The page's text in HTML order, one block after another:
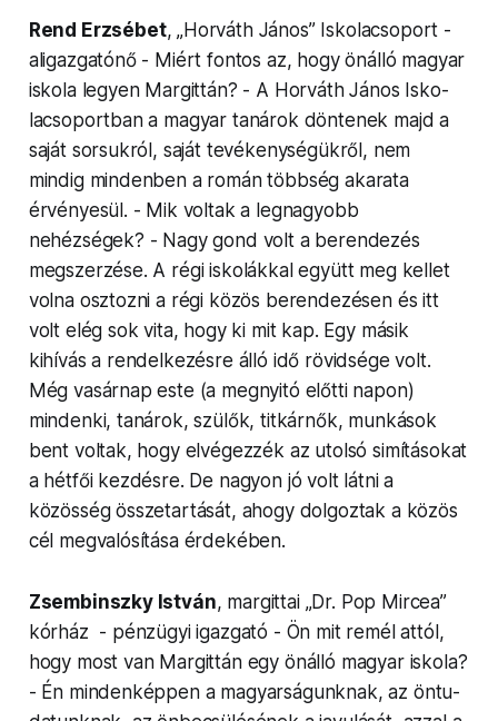
Rend Erzsébet, „Horváth János” Isko­lac­so­port -
aligaz­gatónő - Miért fontos az, hogy önálló magyar
iskola legyen Margittán? - A Horváth János Isko­
lac­so­portban a magyar tanárok döntenek majd a
saját sorsukról, saját tevékenységükről, nem
mindig mindenben a román többség akarata
érvényesül. - Mik voltak a legnagyobb
nehézségek? - Nagy gond volt a berendezés
megsz­erzése. A régi iskolákkal együtt meg kellet
volna osztozni a régi közös beren­dezésen és itt
volt elég sok vita, hogy ki mit kap. Egy másik
kihívás a ren­delkezésre álló idő rövidsége volt.
Még vasárnap este (a megnyitó előtti napon)
mindenki, tanárok, szülők, titkárnők, munkások
bent voltak, hogy elvégezzék az utolsó simítá­sokat
a hétfői kezdésre. De nagyon jó volt látni a
közösség össze­tartását, ahogy dolgoztak a közös
cél meg­valósítása érdekében.
Zsem­bin­szky István, margittai „Dr. Pop Mircea”
kórház - pénzügyi igazgató - Ön mit remél attól,
hogy most van Margittán egy önálló magyar iskola?
- Én min­denkép­pen a mag­yarsá­gunknak, az ön­tu­